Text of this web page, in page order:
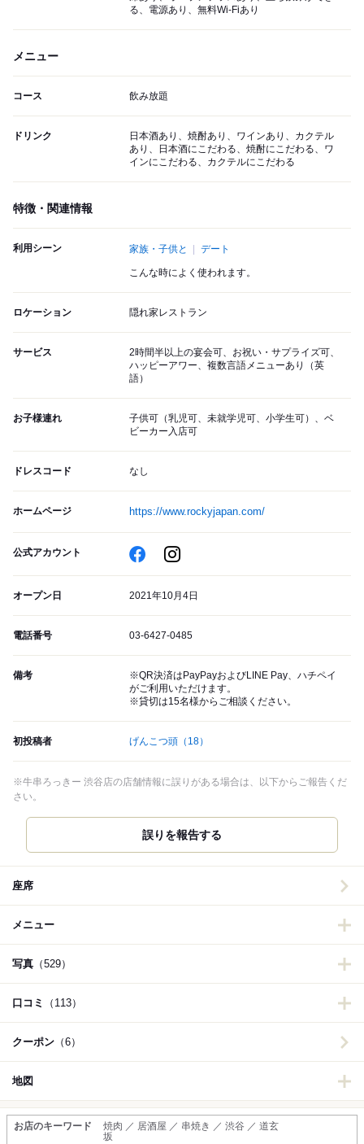
る、電源あり、無料Wi-Fiあり
メニュー
コース 飲み放題
ドリンク
日本酒あり、焼酎あり、ワインあり、カクテル
あり、日本酒にこだわる、焼酎にこだわる、ワ
インにこだわる、カクテルにこだわる
特徴・関連情報
利用シーン 家族・子供と デート
こんな時によく使われます。
ロケーション 隠れ家レストラン
サービス
2時間半以上の宴会可、お祝い・サプライズ可、
ハッピーアワー、複数言語メニューあり（英
語）
お子様連れ
子供可（乳児可、未就学児可、小学生可）、ベ
ビーカー入店可
ドレスコード なし
ホームページ https://www.rockyjapan.com/
公式アカウント
オープン日 2021年10月4日
電話番号 03-6427-0485
備考
※QR決済はPayPayおよびLINE Pay、ハチペイ
がご利用いただけます。
※貸切は15名様からご相談ください。
初投稿者 げんこつ頭 （18）
※牛串ろっきー 渋谷店の店舗情報に誤りがある場合は、以下からご報告くだ
さい。
誤りを報告する
座席
メニュー
写真 （529）
口コミ （113）
クーポン （6）
地図
お店のキーワード
焼肉 ／ 居酒屋 ／ 串焼き ／ 渋谷 ／ 道玄
坂